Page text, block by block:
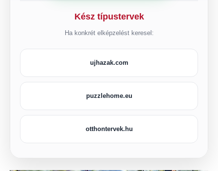
Kész típustervek
Ha konkrét elképzelést keresel:
ujhazak.com
puzzlehome.eu
otthontervek.hu